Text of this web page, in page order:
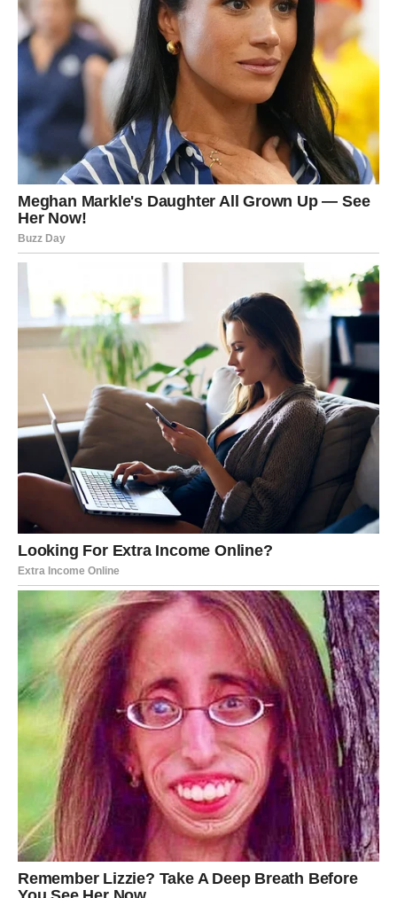
korak naprijed kada je posao u pitanju.
Iako ste u posljednje vrijeme često imale osjećaj da se
trudite više od drugih, a da rezultati kasne, sada dolazi
vrijeme kada će vaš rad konačno biti primijećen.
Moguće su velike promjene povezane sa poslom, važnim
kontaktima ili odlukama koje će vam otvoriti vrata mnogo
stabilnije budućnosti.
Posebno će sreće imati Vodolije koje planiraju pokrenuti
nešto novo ili već dugo razmišljaju o velikoj životnoj
promjeni.
Zvijezde vam poručuju da ne sumnjate toliko u sebe jer
upravo sada imate priliku pokazati koliko vrijedite.
NOVAC – FINANSIJSKO
OLAKŠANJE STIŽE KADA GA
NAJMANJE OČEKUJETE
Kada su finansije u pitanju, pred vama je mnogo bolji
period nego ranije.
Mnoge Vodolije će do kraja godine uspjeti riješiti problem
koji ih dugo opterećuje.
Moguć je dodatni izvor zarade, novac koji dolazi